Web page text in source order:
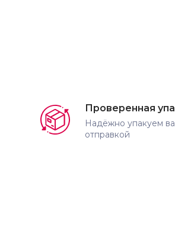
Проверенная
Надёжно упакуем
отправкой